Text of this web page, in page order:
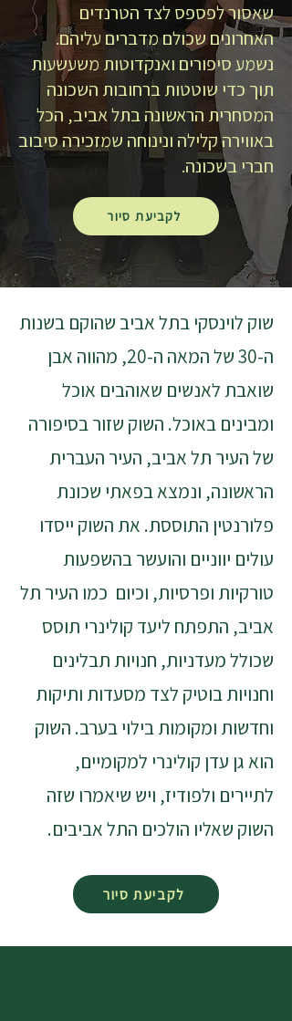
שאסור לפספס לצד הטרנדים
האחרונים שכולם מדברים עליהם.
נשמע סיפורים ואנקדוטות משעשעות
תוך כדי שוטטות ברחובות השכונה
המסחרית הראשונה בתל אביב, הכל
באווירה קלילה ונינוחה שמזכירה סיבוב
חברי בשכונה.
לקביעת סיור
שוק לוינסקי בתל אביב שהוקם בשנות
ה-30 של המאה ה-20, מהווה אבן
שואבת לאנשים שאוהבים אוכל
ומבינים באוכל. השוק שזור בסיפורה
של העיר תל אביב, העיר העברית
הראשונה, ונמצא בפאתי שכונת
פלורנטין התוססת. את השוק ייסדו
עולים יווניים והועשר בהשפעות
טורקיות ופרסיות, וכיום כמו העיר תל
אביב, התפתח ליעד קולינרי תוסס
שכולל מעדניות, חנויות תבלינים
וחנויות בוטיק לצד מסעדות ותיקות
וחדשות ומקומות בילוי בערב. השוק
הוא גן עדן קולינרי למקומיים,
לתיירים ולפודיז, ויש שיאמרו שזה
השוק שאליו הולכים התל אביבים.
לקביעת סיור